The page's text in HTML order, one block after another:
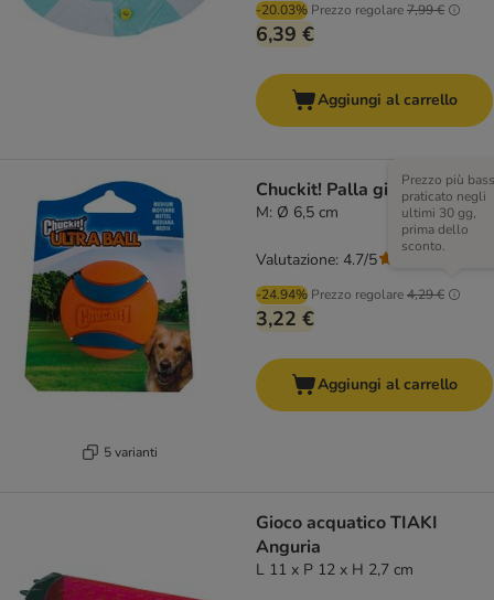
-20.03% Prezzo regolare7,99 €
6,39 €
Aggiungi al carrello
5 varianti
Chuckit! Palla gioco Ultra
M: Ø 6,5 cm
-24.94% Prezzo regolare4,29 €
Prezzo più
praticato negli
ultimi 30 gg,
prima dello
sconto.
3,22 €
Valutazione: 4.7/5
Aggiungi al carrello
Gioco acquatico TIAKI
Anguria
L 11 x P 12 x H 2,7 cm